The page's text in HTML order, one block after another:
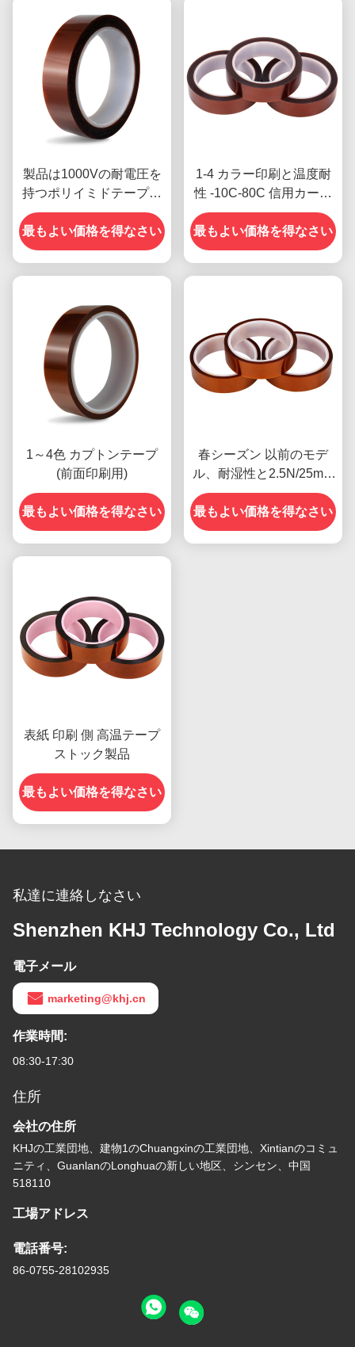
製品は1000Vの耐電圧を
持つポリイミドテープが
必要です
最もよい価格を得なさい
1-4 カラー印刷と温度耐
性 -10C-80C 信用カード
前のモデルへの支払い方
法
最もよい価格を得なさい
1～4色 カプトンテープ
(前面印刷用)
最もよい価格を得なさい
春シーズン 以前のモデ
ル、耐湿性と2.5N/25mm
の剥離強度を特徴とする
最もよい価格を得なさい
表紙 印刷 側 高温テープ
ストック製品
最もよい価格を得なさい
私達に連絡しなさい
Shenzhen KHJ Technology Co., Ltd
電子メール
marketing@khj.cn
作業時間:
08:30-17:30
住所
会社の住所
KHJの工業団地、建物1のChuangxinの工業団地、Xintianのコミュ
ニティ、GuanlanのLonghuaの新しい地区、シンセン、中国
518110
工場アドレス
電話番号:
86-0755-28102935